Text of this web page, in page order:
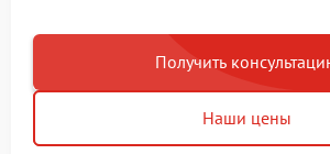
Получить
Наши цены